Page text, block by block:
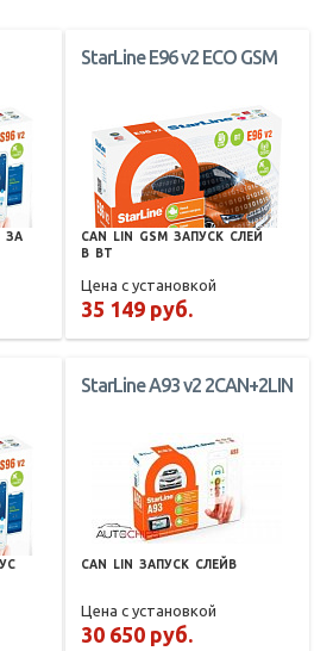
ЗА
StarLine E96 v2 ECO GSM
CAN LIN GSM ЗАПУСК СЛЕЙ
В
BT
Цена с установкой
35 149 руб.
StarLine A93 v2 2CAN+2LIN
CAN LIN ЗАПУСК СЛЕЙВ
Цена с установкой
30 650 руб.